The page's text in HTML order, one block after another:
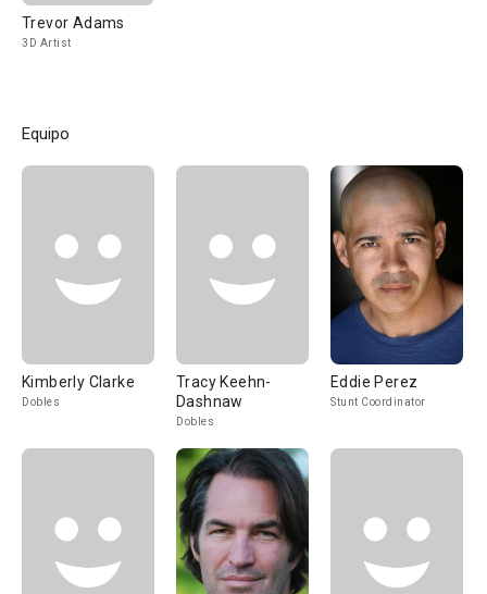
Trevor Adams
3D Artist
Equipo
Kimberly Clarke
Dobles
Tracy Keehn-
Dashnaw
Dobles
Eddie Perez
Stunt Coordinator